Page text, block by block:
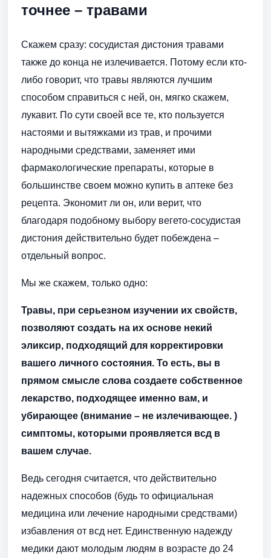
точнее – травами
Скажем сразу: сосудистая дистония травами
также до конца не излечивается. Потому если кто-
либо говорит, что травы являются лучшим
способом справиться с ней, он, мягко скажем,
лукавит. По сути своей все те, кто пользуется
настоями и вытяжками из трав, и прочими
народными средствами, заменяет ими
фармакологические препараты, которые в
большинстве своем можно купить в аптеке без
рецепта. Экономит ли он, или верит, что
благодаря подобному выбору вегето-сосудистая
дистония действительно будет побеждена –
отдельный вопрос.
Мы же скажем, только одно:
Травы, при серьезном изучении их свойств,
позволяют создать на их основе некий
эликсир, подходящий для корректировки
вашего личного состояния. То есть, вы в
прямом смысле слова создаете собственное
лекарство, подходящее именно вам, и
убирающее (внимание – не излечивающее. )
симптомы, которыми проявляется всд в
вашем случае.
Ведь сегодня считается, что действительно
надежных способов (будь то официальная
медицина или лечение народными средствами)
избавления от всд нет. Единственную надежду
медики дают молодым людям в возрасте до 24